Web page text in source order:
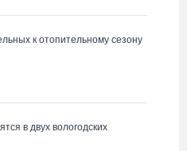
к отопительному сезону
в двух вологодских